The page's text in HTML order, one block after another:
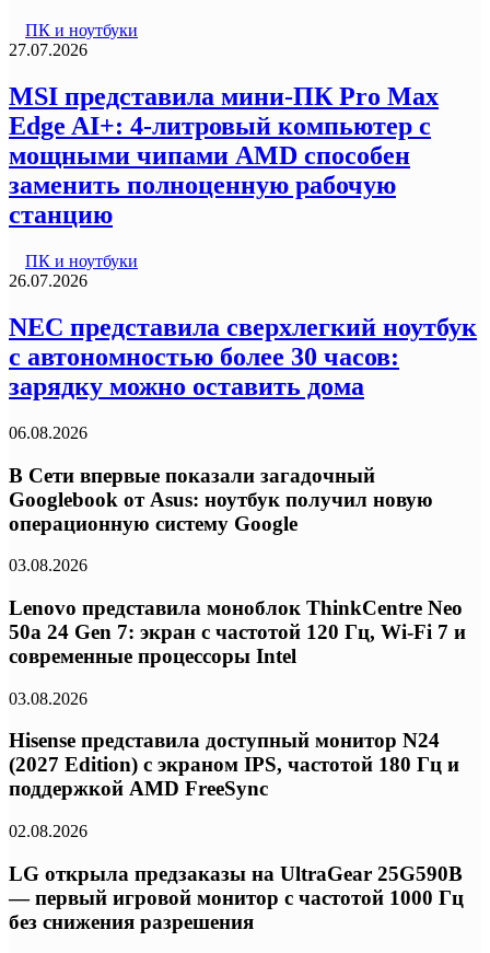
ПК и ноутбуки
27.07.2026
MSI представила мини-ПК Pro Max
Edge AI+: 4-литровый компьютер с
мощными чипами AMD способен
заменить полноценную рабочую
станцию
ПК и ноутбуки
26.07.2026
NEC представила сверхлегкий ноутбук
с автономностью более 30 часов:
зарядку можно оставить дома
06.08.2026
В Сети впервые показали загадочный
Googlebook от Asus: ноутбук получил новую
операционную систему Google
03.08.2026
Lenovo представила моноблок ThinkCentre Neo
50a 24 Gen 7: экран с частотой 120 Гц, Wi-Fi 7 и
современные процессоры Intel
03.08.2026
Hisense представила доступный монитор N24
(2027 Edition) с экраном IPS, частотой 180 Гц и
поддержкой AMD FreeSync
02.08.2026
LG открыла предзаказы на UltraGear 25G590B
— первый игровой монитор с частотой 1000 Гц
без снижения разрешения